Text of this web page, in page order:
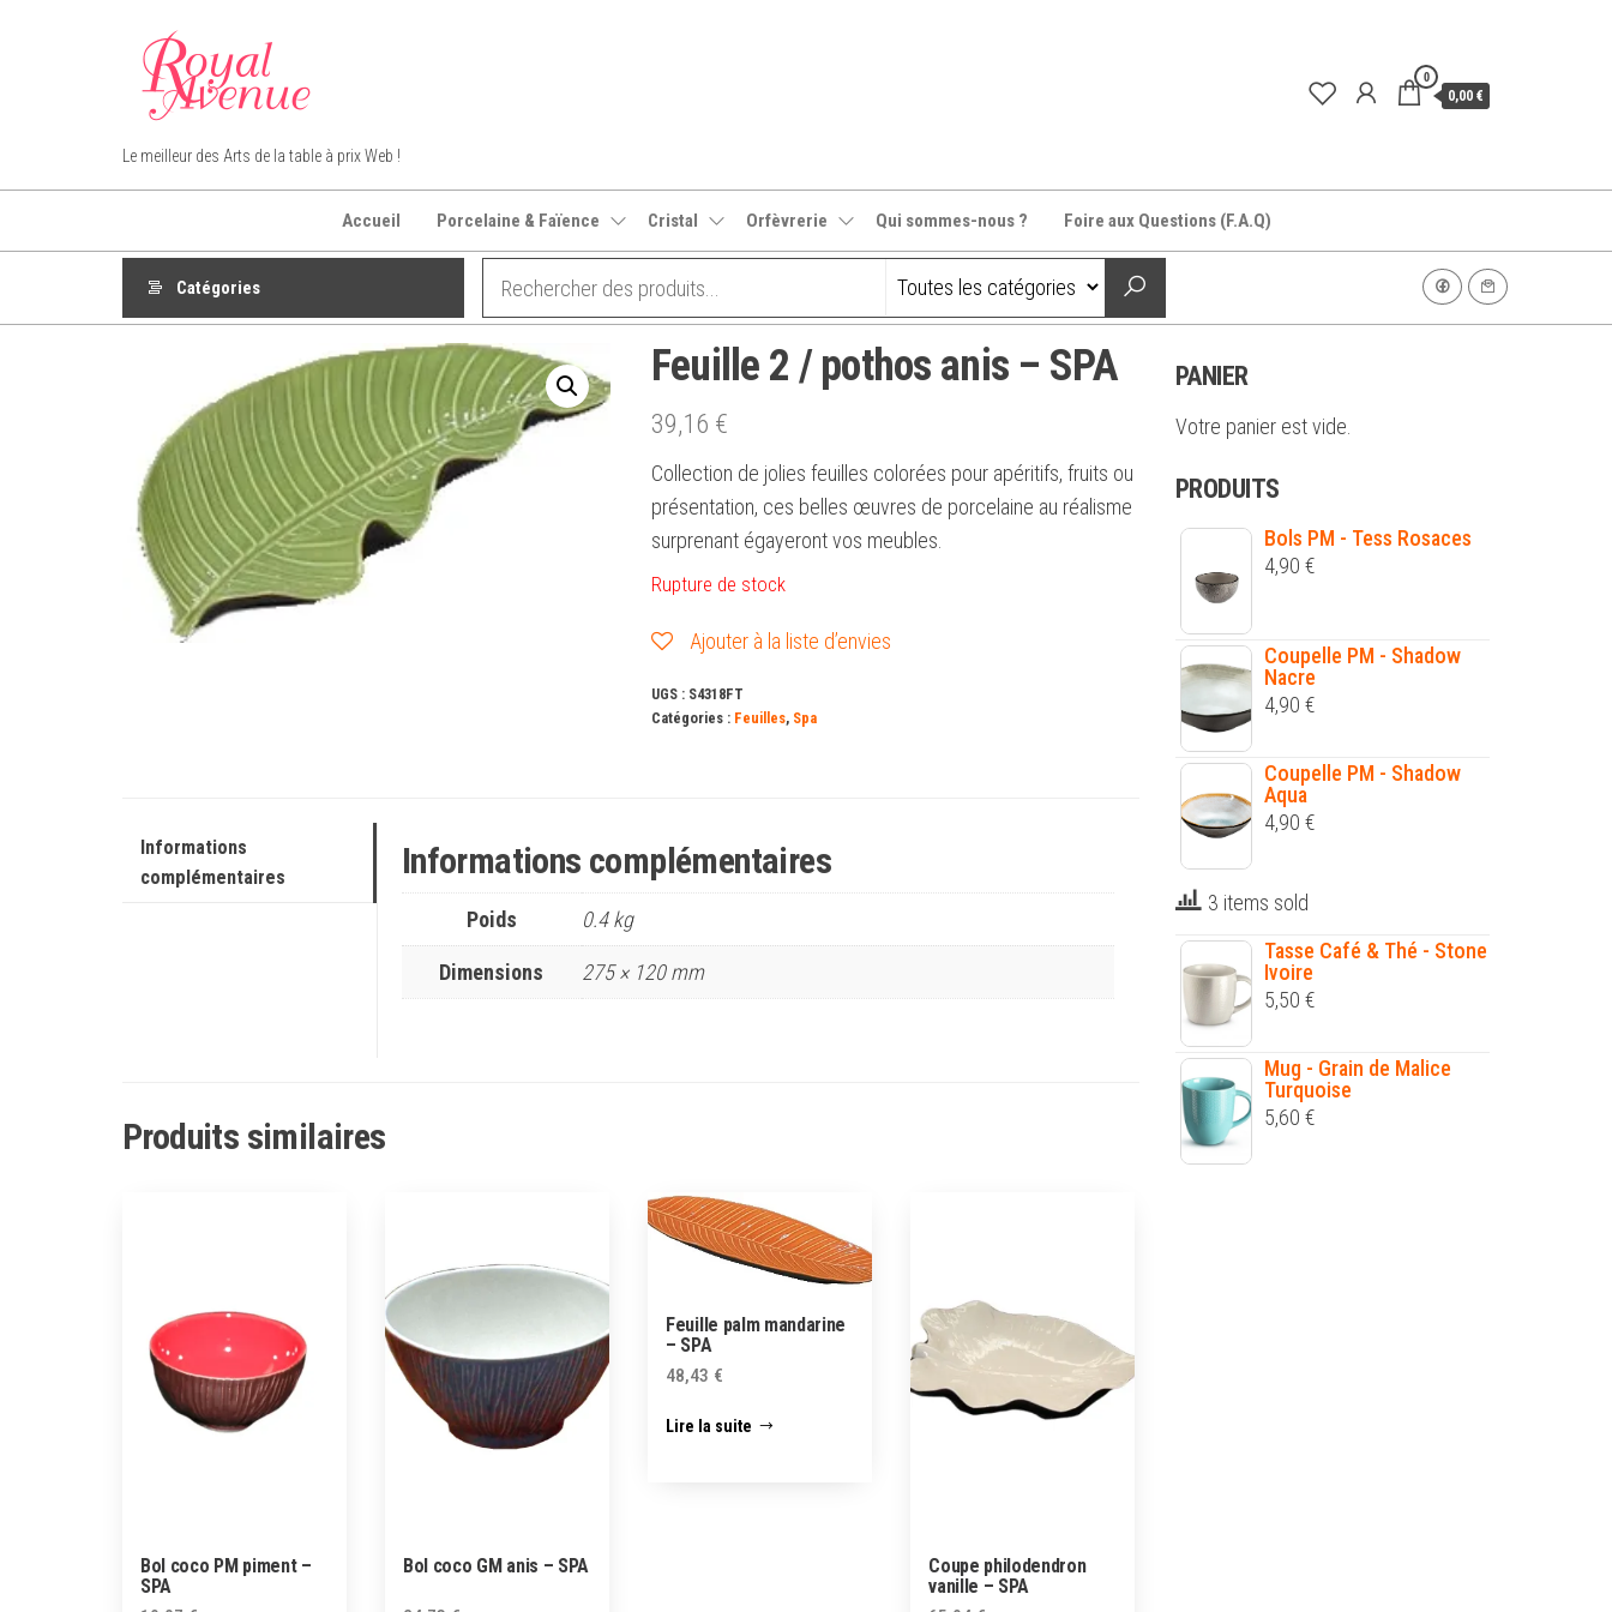
Royal Avenue
Le meilleur des Arts de la table à prix Web !
0
0,00 €
Accueil Porcelaine & Faïence Cristal Orfèvrerie Qui sommes-nous ? Foire aux Questions (F.A.Q)
Catégories
Feuille 2 / pothos anis – SPA
39,16 €
Collection de jolies feuilles colorées pour apéritifs, fruits ou
présentation, ces belles œuvres de porcelaine au réalisme
surprenant égayeront vos meubles.
Rupture de stock
Ajouter à la liste d’envies
UGS : S4318FT
Catégories : Feuilles, Spa
Informations
complémentaires
Informations complémentaires
Poids 0.4 kg
Dimensions 275 × 120 mm
Produits similaires
Bol coco PM piment –
SPA
Bol coco GM anis – SPA
Feuille palm mandarine
– SPA
48,43 €
Lire la suite
Coupe philodendron
vanille – SPA
PANIER
Votre panier est vide.
PRODUITS
Bols PM - Tess Rosaces
4,90 €
Coupelle PM - Shadow
Nacre
4,90 €
Coupelle PM - Shadow
Aqua
4,90 €
3 items sold
Tasse Café & Thé - Stone
Ivoire
5,50 €
Mug - Grain de Malice
Turquoise
5,60 €